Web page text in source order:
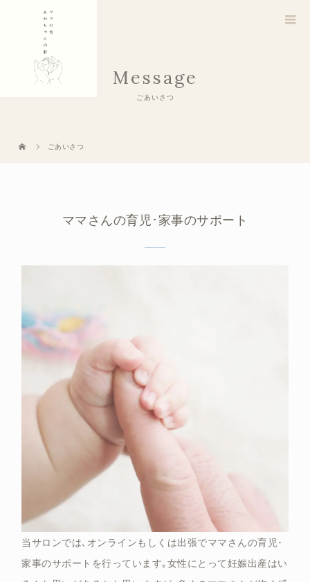
Message
ごあいさつ
ごあいさつ
ママさんの育児･家事のサポート
当サロンでは､オンラインもしくは出張でママさんの育児･
家事のサポートを行っています｡女性にとって妊娠出産はい